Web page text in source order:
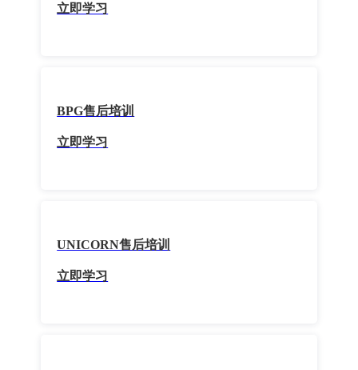
立即学习
BPG售后培训
立即学习
UNICORN售后培训
立即学习